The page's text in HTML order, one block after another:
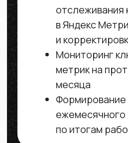
Разработка медиаплана
с ее целями, задачами
и бюджетом
Создание статических
таргетинг-креативов под
разлиные типы объявлений
Создание
like баз на основе CRM
клиента